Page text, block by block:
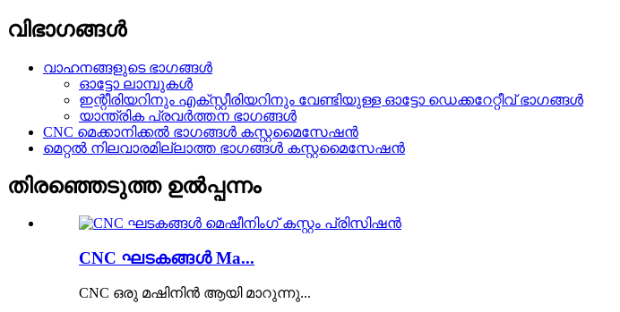
വിഭാഗങ്ങൾ
വാഹനങ്ങളുടെ ഭാഗങ്ങൾ
ഓട്ടോ ലാമ്പുകൾ
ഇന്റീരിയറിനും എക്സ്റ്റീരിയറിനും വേണ്ടിയുള്ള ഓട്ടോ ഡെക്കറേറ്റീവ് ഭാഗങ്ങൾ
യാന്ത്രിക പ്രവർത്തന ഭാഗങ്ങൾ
CNC മെക്കാനിക്കൽ ഭാഗങ്ങൾ കസ്റ്റമൈസേഷൻ
മെറ്റൽ നിലവാരമില്ലാത്ത ഭാഗങ്ങൾ കസ്റ്റമൈസേഷൻ
തിരഞ്ഞെടുത്ത ഉൽപ്പന്നം
CNC ഘടകങ്ങൾ Ma...
CNC ഒരു മഷിനിൻ ആയി മാറുന്നു...